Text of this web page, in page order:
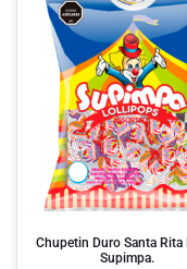
Chupetin Duro Santa Rita
Supimpa.